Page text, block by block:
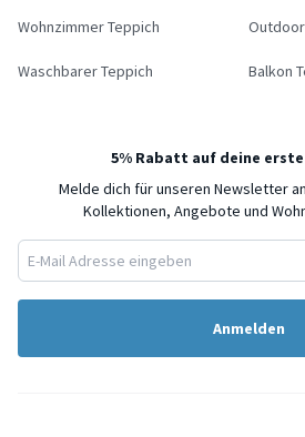
Wohnzimmer Teppich
Waschbarer Teppich Balkon
5% Rabatt auf deine
Melde dich für unseren Newsletter
Kollektionen, Angebote und
Anmelden